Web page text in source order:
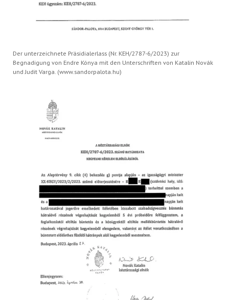
Der unterzeichnete Präsidialerlass (Nr. KEH/2787-6/2023) zur
Begnadigung von Endre Kónya mit den Unterschriften von Katalin Novák
und Judit Varga. (www.sandorpalota.hu)